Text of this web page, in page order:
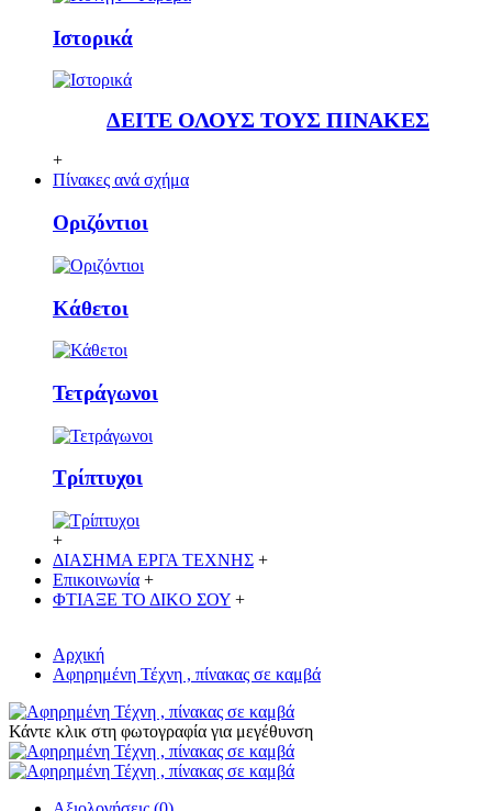
Ιστορικά
ΔΕΙΤΕ ΟΛΟΥΣ ΤΟΥΣ ΠΙΝΑΚΕΣ
+
Πίνακες ανά σχήμα
Οριζόντιοι
Κάθετoι
Τετράγωνοι
Τρίπτυχοι
+
ΔΙΑΣΗΜΑ ΕΡΓΑ ΤΕΧΝΗΣ +
Επικοινωνία +
ΦΤΙΑΞΕ ΤΟ ΔΙΚO ΣΟΥ +
Αρχική
Αφηρημένη Τέχνη , πίνακας σε καμβά
Κάντε κλικ στη φωτογραφία για μεγέθυνση